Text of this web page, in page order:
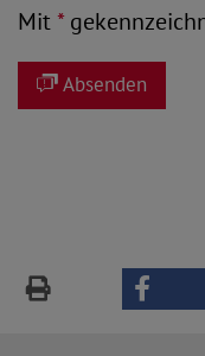
Mit*
Absenden